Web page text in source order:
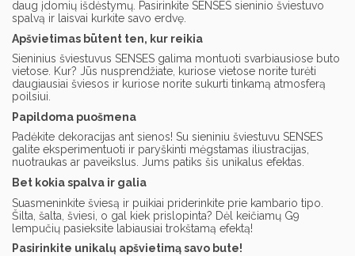
daug įdomių išdėstymų. Pasirinkite SENSES sieninio šviestuvo
spalvą ir laisvai kurkite savo erdvę.
Apšvietimas būtent ten, kur reikia
Sieninius šviestuvus SENSES galima montuoti svarbiausiose buto
vietose. Kur? Jūs nusprendžiate, kuriose vietose norite turėti
daugiausiai šviesos ir kuriose norite sukurti tinkamą atmosferą
poilsiui.
Papildoma puošmena
Padėkite dekoracijas ant sienos! Su sieniniu šviestuvu SENSES
galite eksperimentuoti ir paryškinti mėgstamas iliustracijas,
nuotraukas ar paveikslus. Jums patiks šis unikalus efektas.
Bet kokia spalva ir galia
Suasmeninkite šviesą ir puikiai priderinkite prie kambario tipo.
Šilta, šalta, šviesi, o gal kiek prislopinta? Dėl keičiamų G9
lempučių pasieksite labiausiai trokštamą efektą!
Pasirinkite unikalų apšvietimą savo bute!